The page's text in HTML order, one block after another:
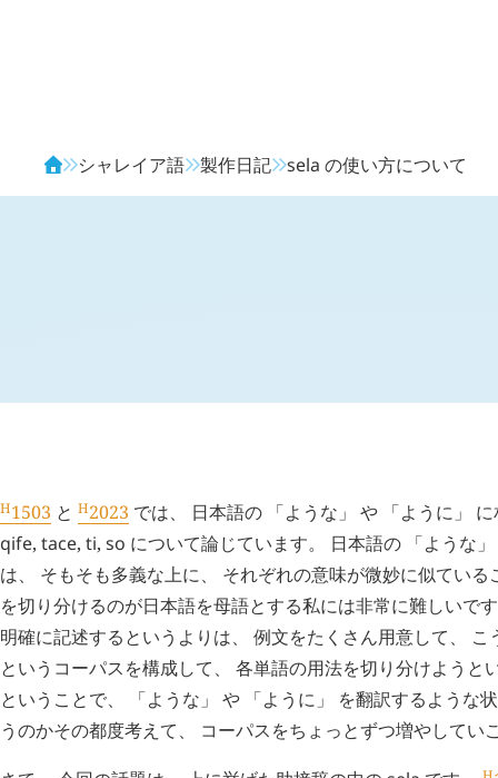
シャレイア語 製作日記 sela の使い方について
H1503 と H2023 では、 日本語の 「ような」 や 「ように」
qife, tace, ti, so について論じています。 日本語の 「ような
は、 そもそも多義な上に、 それぞれの意味が微妙に似てい
を切り分けるのが日本語を母語とする私には非常に難しいで
明確に記述するというよりは、 例文をたくさん用意して、
というコーパスを構成して、 各単語の用法を切り分けようと
ということで、 「ような」 や 「ように」 を翻訳するような
うのかその都度考えて、 コーパスをちょっとずつ増やしてい